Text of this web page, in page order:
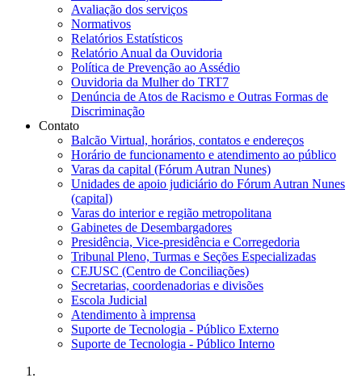
Avaliação dos serviços
Normativos
Relatórios Estatísticos
Relatório Anual da Ouvidoria
Política de Prevenção ao Assédio
Ouvidoria da Mulher do TRT7
Denúncia de Atos de Racismo e Outras Formas de
Discriminação
Contato
Balcão Virtual, horários, contatos e endereços
Horário de funcionamento e atendimento ao público
Varas da capital (Fórum Autran Nunes)
Unidades de apoio judiciário do Fórum Autran Nunes
(capital)
Varas do interior e região metropolitana
Gabinetes de Desembargadores
Presidência, Vice-presidência e Corregedoria
Tribunal Pleno, Turmas e Seções Especializadas
CEJUSC (Centro de Conciliações)
Secretarias, coordenadorias e divisões
Escola Judicial
Atendimento à imprensa
Suporte de Tecnologia - Público Externo
Suporte de Tecnologia - Público Interno